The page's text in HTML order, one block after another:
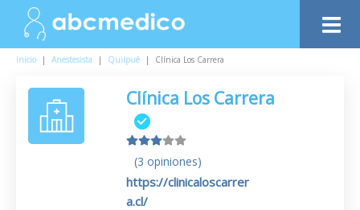
Inicio | Anestesista | Quilpué | Clínica Los Carrera
Clínica Los Carrera
(3 opiniones)
https://clinicaloscarrer
a.cl/